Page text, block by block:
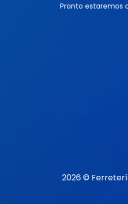
Pronto estaremos
2026 ©